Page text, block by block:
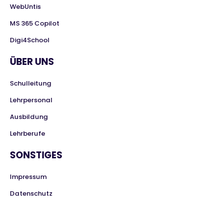
WebUntis
MS 365 Copilot
Digi4School
ÜBER UNS
Schulleitung
Lehrpersonal
Ausbildung
Lehrberufe
SONSTIGES
Impressum
Datenschutz